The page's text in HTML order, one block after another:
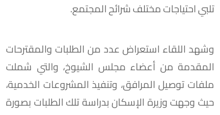
تلبي احتياجات مختلف شرائح المجتمع.
وشهد اللقاء استعراض عدد من الطلبات والمقترحات
المقدمة من أعضاء مجلس الشيوخ، والتي شملت
ملفات توصيل المرافق، وتنفيذ المشروعات الخدمية،
حيث وجهت وزيرة الإسكان بدراسة تلك الطلبات بصورة